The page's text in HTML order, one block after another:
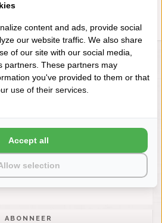
BEL DAN
575 511817
NIEUWSBRIEF
op de hoogte blijven?
lid van onze mailinglijst:
ABONNEER
content and ads, provide social
our website traffic. We also share
of our site with our social media,
partners. These partners may
you've provided to them or that
use of their services.
selection
Accept all